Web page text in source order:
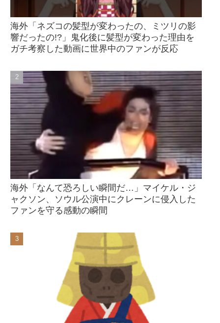
海外「ネズコの髪型が変わったの、ミツリの影
響だったの!?」鬼化後に髪型が変わった理由を
ガチ考察した動画に世界中のファンが反応
海外「なんて恐ろしい瞬間だ…」マイケル・ジ
ャクソン、ソウル公演中にクレーンに侵入した
ファンを守る感動の瞬間